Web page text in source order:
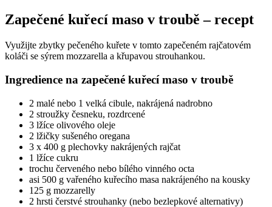
Zapečené kuřecí maso v troubě – recept
Využijte zbytky pečeného kuřete v tomto zapečeném rajčatovém
koláči se sýrem mozzarella a křupavou strouhankou.
Ingredience na zapečené kuřecí maso v troubě
2 malé nebo 1 velká cibule, nakrájená nadrobno
2 stroužky česneku, rozdrcené
3 lžíce olivového oleje
2 lžičky sušeného oregana
3 x 400 g plechovky nakrájených rajčat
1 lžíce cukru
trochu červeného nebo bílého vinného octa
asi 500 g vařeného kuřecího masa nakrájeného na kousky
125 g mozzarelly
2 hrsti čerstvé strouhanky (nebo bezlepkové alternativy)